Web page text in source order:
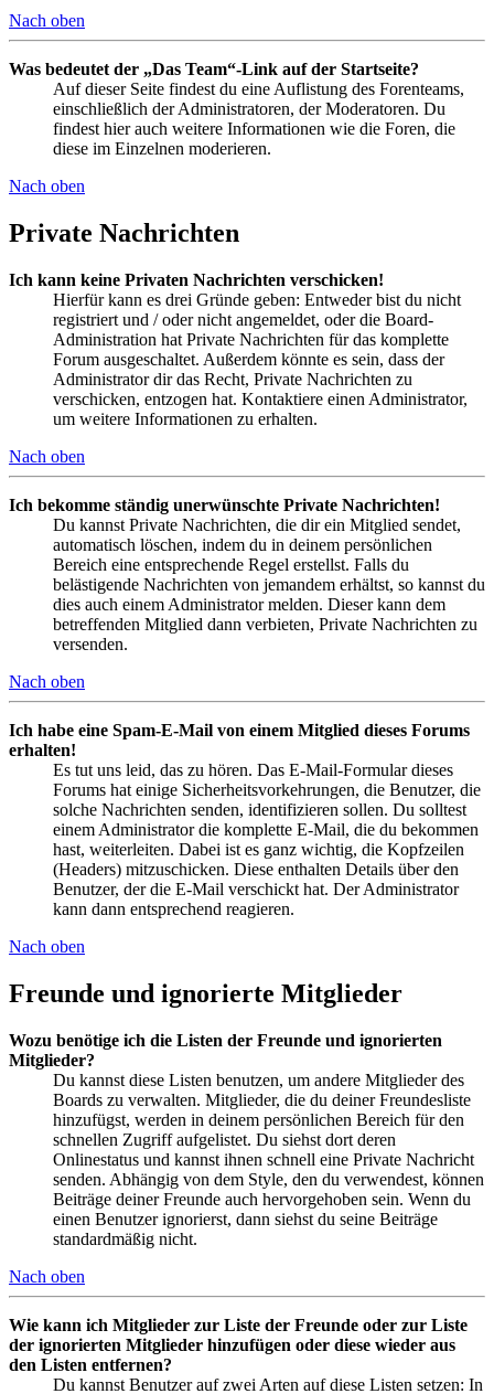
Nach oben
Was bedeutet der „Das Team“-Link auf der Startseite?
Auf dieser Seite findest du eine Auflistung des Forenteams,
einschließlich der Administratoren, der Moderatoren. Du
findest hier auch weitere Informationen wie die Foren, die
diese im Einzelnen moderieren.
Nach oben
Private Nachrichten
Ich kann keine Privaten Nachrichten verschicken!
Hierfür kann es drei Gründe geben: Entweder bist du nicht
registriert und / oder nicht angemeldet, oder die Board-
Administration hat Private Nachrichten für das komplette
Forum ausgeschaltet. Außerdem könnte es sein, dass der
Administrator dir das Recht, Private Nachrichten zu
verschicken, entzogen hat. Kontaktiere einen Administrator,
um weitere Informationen zu erhalten.
Nach oben
Ich bekomme ständig unerwünschte Private Nachrichten!
Du kannst Private Nachrichten, die dir ein Mitglied sendet,
automatisch löschen, indem du in deinem persönlichen
Bereich eine entsprechende Regel erstellst. Falls du
belästigende Nachrichten von jemandem erhältst, so kannst du
dies auch einem Administrator melden. Dieser kann dem
betreffenden Mitglied dann verbieten, Private Nachrichten zu
versenden.
Nach oben
Ich habe eine Spam-E-Mail von einem Mitglied dieses Forums
erhalten!
Es tut uns leid, das zu hören. Das E-Mail-Formular dieses
Forums hat einige Sicherheitsvorkehrungen, die Benutzer, die
solche Nachrichten senden, identifizieren sollen. Du solltest
einem Administrator die komplette E-Mail, die du bekommen
hast, weiterleiten. Dabei ist es ganz wichtig, die Kopfzeilen
(Headers) mitzuschicken. Diese enthalten Details über den
Benutzer, der die E-Mail verschickt hat. Der Administrator
kann dann entsprechend reagieren.
Nach oben
Freunde und ignorierte Mitglieder
Wozu benötige ich die Listen der Freunde und ignorierten
Mitglieder?
Du kannst diese Listen benutzen, um andere Mitglieder des
Boards zu verwalten. Mitglieder, die du deiner Freundesliste
hinzufügst, werden in deinem persönlichen Bereich für den
schnellen Zugriff aufgelistet. Du siehst dort deren
Onlinestatus und kannst ihnen schnell eine Private Nachricht
senden. Abhängig von dem Style, den du verwendest, können
Beiträge deiner Freunde auch hervorgehoben sein. Wenn du
einen Benutzer ignorierst, dann siehst du seine Beiträge
standardmäßig nicht.
Nach oben
Wie kann ich Mitglieder zur Liste der Freunde oder zur Liste
der ignorierten Mitglieder hinzufügen oder diese wieder aus
den Listen entfernen?
Du kannst Benutzer auf zwei Arten auf diese Listen setzen: In